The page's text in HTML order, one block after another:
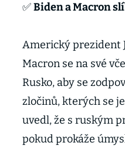
✅Biden a Macron
Americký prezident
Macron se na své
Rusko, aby se
zločinů, kterých se
uvedl, že s ruským
pokud prokáže